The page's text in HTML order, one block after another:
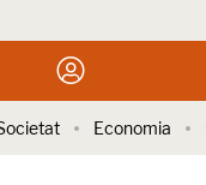
Economia